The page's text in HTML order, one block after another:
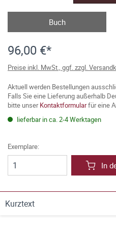
Buch
96,00 €*
Preise inkl. MwSt., ggf. zzgl.
Aktuell werden Bestellungen
Falls Sie eine Lieferung außerhalb
bitte unserKontaktformularfür eine
lieferbar in ca. 2-4 Werktagen
Exemplare:
In
Kurztext